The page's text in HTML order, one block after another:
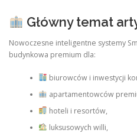
Główny temat
Nowoczesne inteligentne systemy
budynkowa premium dla:
biurowców i inwestycji
apartamentowców
hoteli i resortów,
luksusowych willi,